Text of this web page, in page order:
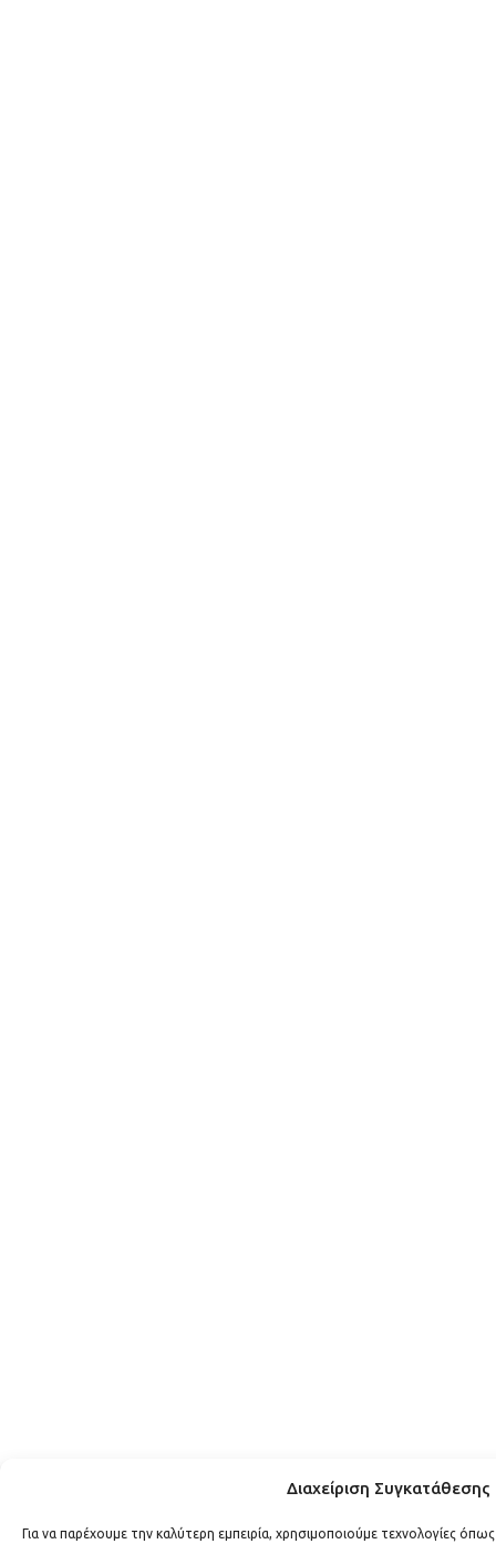
Διαχείριση
Για να παρέχουμε την καλύτερη εμπειρία, χρησιμοποιούμε τεχνολογίες